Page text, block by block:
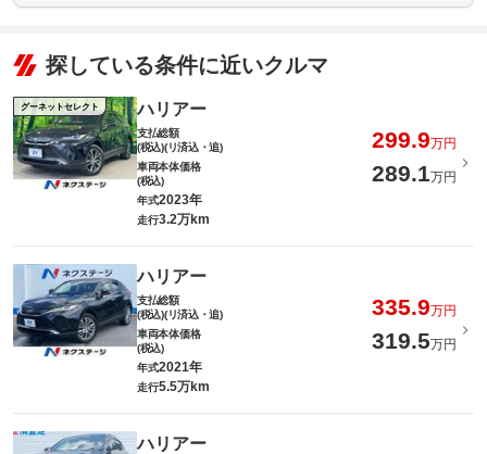
探している条件に近いクルマ
グーネットセレクト ハリアー
支払総額
(税込)(リ済込・追)
299.9万円
車両本体価格
(税込)
289.1万円
年式2023年
走行3.2万km
ハリアー
支払総額
(税込)(リ済込・追)
335.9万円
車両本体価格
(税込)
319.5万円
年式2021年
走行5.5万km
ハリアー